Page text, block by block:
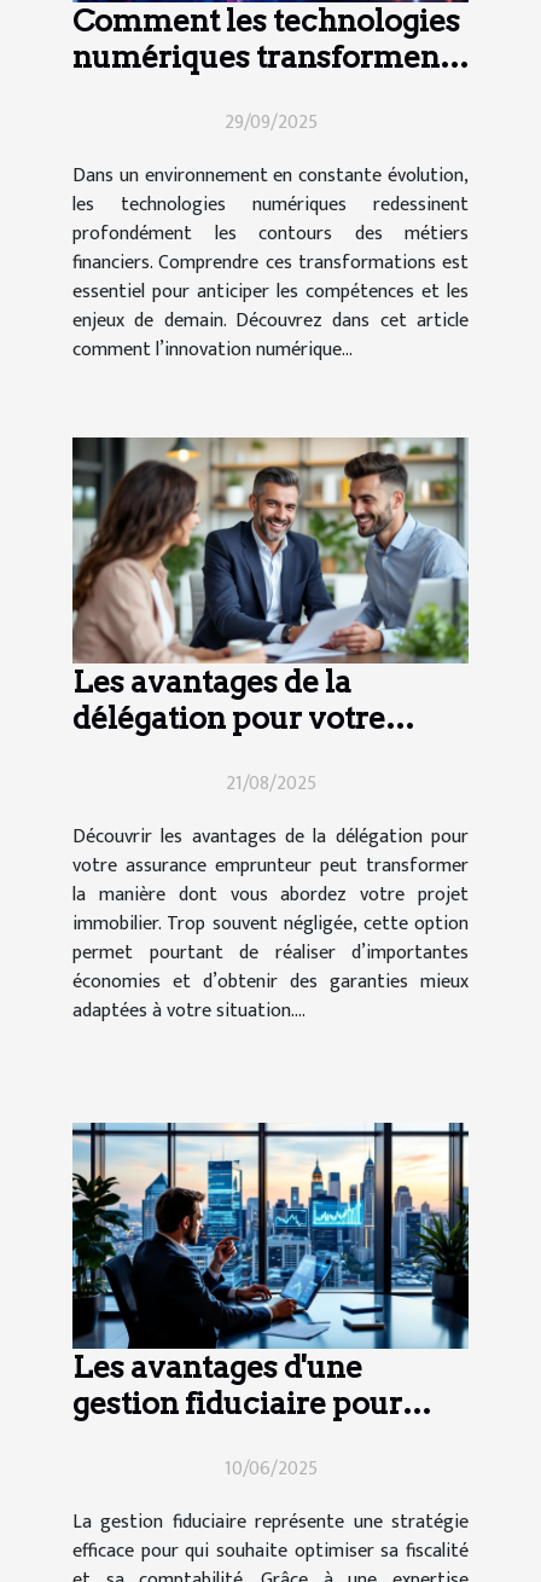
Comment les technologies
numériques transforment-
29/09/2025
Dans un environnement en constante évolution,
les technologies numériques redessinent
profondément les contours des métiers
financiers. Comprendre ces transformations est
essentiel pour anticiper les compétences et les
enjeux de demain. Découvrez dans cet article
comment l’innovation numérique...
Les avantages de la
délégation pour votre
21/08/2025
Découvrir les avantages de la délégation pour
votre assurance emprunteur peut transformer
la manière dont vous abordez votre projet
immobilier. Trop souvent négligée, cette option
permet pourtant de réaliser d’importantes
économies et d’obtenir des garanties mieux
adaptées à votre situation....
Les avantages d'une
gestion fiduciaire pour
comptabilité10/06/2025
La gestion fiduciaire représente une stratégie
efficace pour qui souhaite optimiser sa fiscalité